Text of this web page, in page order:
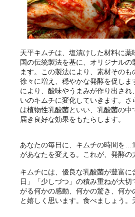
天平キムチは、塩漬けした材料に
国の伝統製法を基に、オリジナルの
ます。この製法により、素材その
徐々に増え、穏やかな発酵を促しま
により、酸味やうまみが作り出され
いのキムチに変化していきます。
は植物性乳酸菌といい、乳酸菌の
届き良好な効果をもたらします。
あなたの毎日に、キムチの時間を
があなたを変える。これが、発酵の
キムチには、優良な乳酸菌が豊富に
日」「少しづつ」の積み重ねが大
がる何かの感動、何かの驚き、何か
と嬉しく思います。食べましょう。